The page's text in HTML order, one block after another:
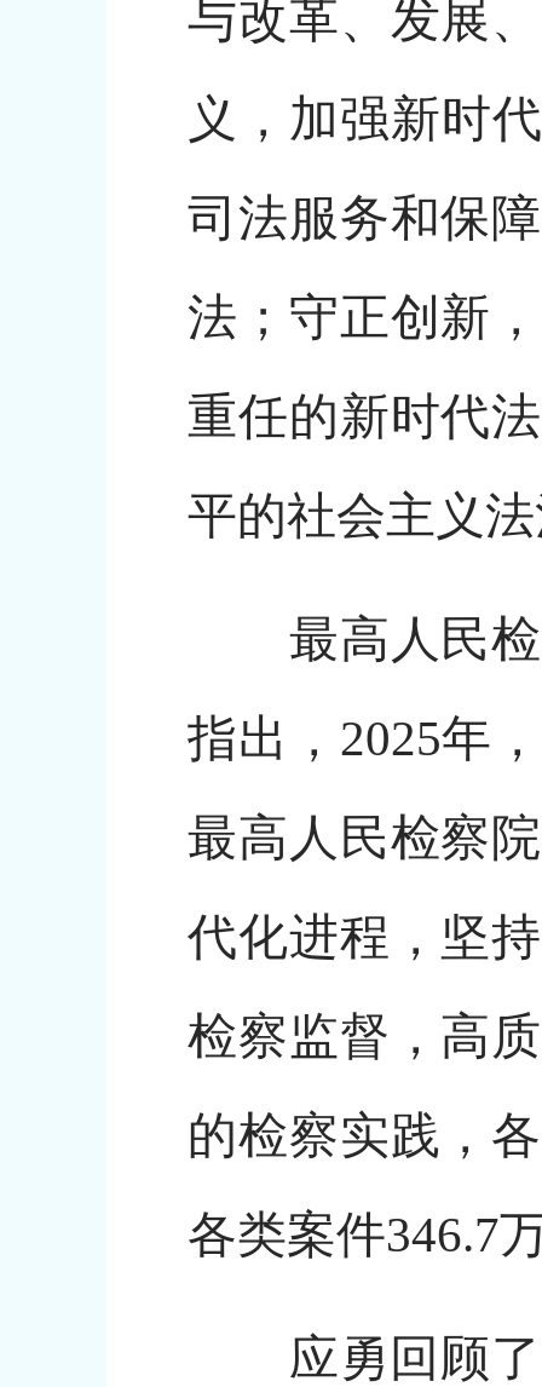
与改革、发展
义，加强新时
司法服务和保
法；守正创新
重任的新时代
平的社会主义
最高人民检
指出，2025年
最高人民检察
代化进程，坚
检察监督，高
的检察实践，
各类案件346.7
应勇回顾了